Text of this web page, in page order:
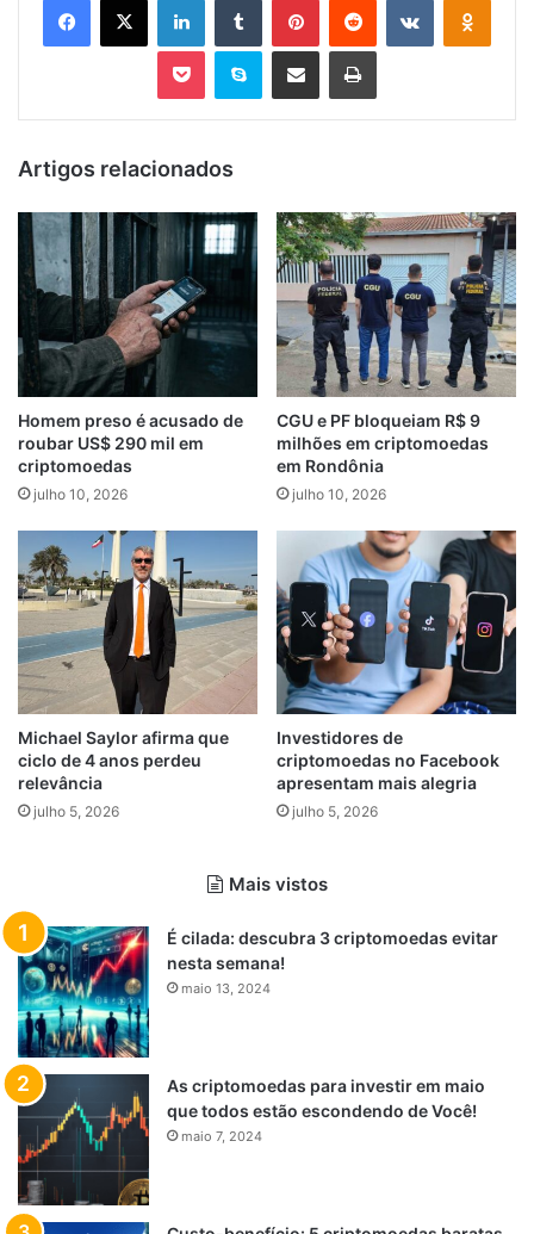
Pocket Skype Compartilhar via e-mail Imprimir
Artigos relacionados
Homem preso é acusado de
roubar US$ 290 mil em
criptomoedas
julho 10, 2026
CGU e PF bloqueiam R$ 9
milhões em criptomoedas
em Rondônia
julho 10, 2026
Michael Saylor afirma que
ciclo de 4 anos perdeu
relevância
julho 5, 2026
Investidores de
criptomoedas no Facebook
apresentam mais alegria
julho 5, 2026
Mais vistos
É cilada: descubra 3 criptomoedas evitar
nesta semana!
maio 13, 2024
As criptomoedas para investir em maio
que todos estão escondendo de Você!
maio 7, 2024